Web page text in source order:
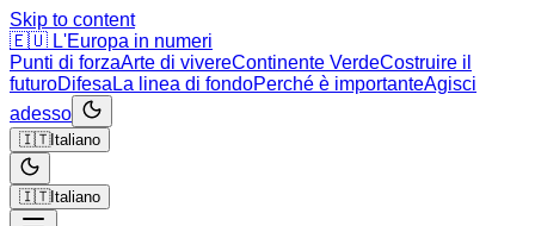
Skip to content
🇪🇺 L'Europa in numeri
Punti di forzaArte di vivereContinente VerdeCostruire il
futuroDifesa La linea di fondoPerché è importanteAgisci
adesso
🇮🇹Italiano
🇮🇹Italiano